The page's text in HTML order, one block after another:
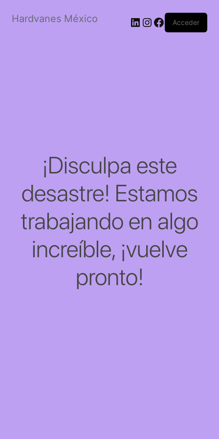
Hardvanes México LinkedIn
Instagram
Facebook
Acceder
¡Disculpa este
desastre! Estamos
trabajando en algo
increíble, ¡vuelve
pronto!